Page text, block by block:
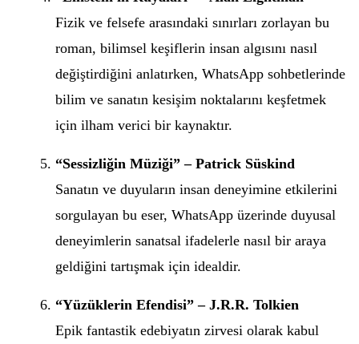
Fizik ve felsefe arasındaki sınırları zorlayan bu
roman, bilimsel keşiflerin insan algısını nasıl
değiştirdiğini anlatırken, WhatsApp sohbetlerinde
bilim ve sanatın kesişim noktalarını keşfetmek
için ilham verici bir kaynaktır.
“Sessizliğin Müziği” – Patrick Süskind
Sanatın ve duyuların insan deneyimine etkilerini
sorgulayan bu eser, WhatsApp üzerinde duyusal
deneyimlerin sanatsal ifadelerle nasıl bir araya
geldiğini tartışmak için idealdir.
“Yüzüklerin Efendisi” – J.R.R. Tolkien
Epik fantastik edebiyatın zirvesi olarak kabul